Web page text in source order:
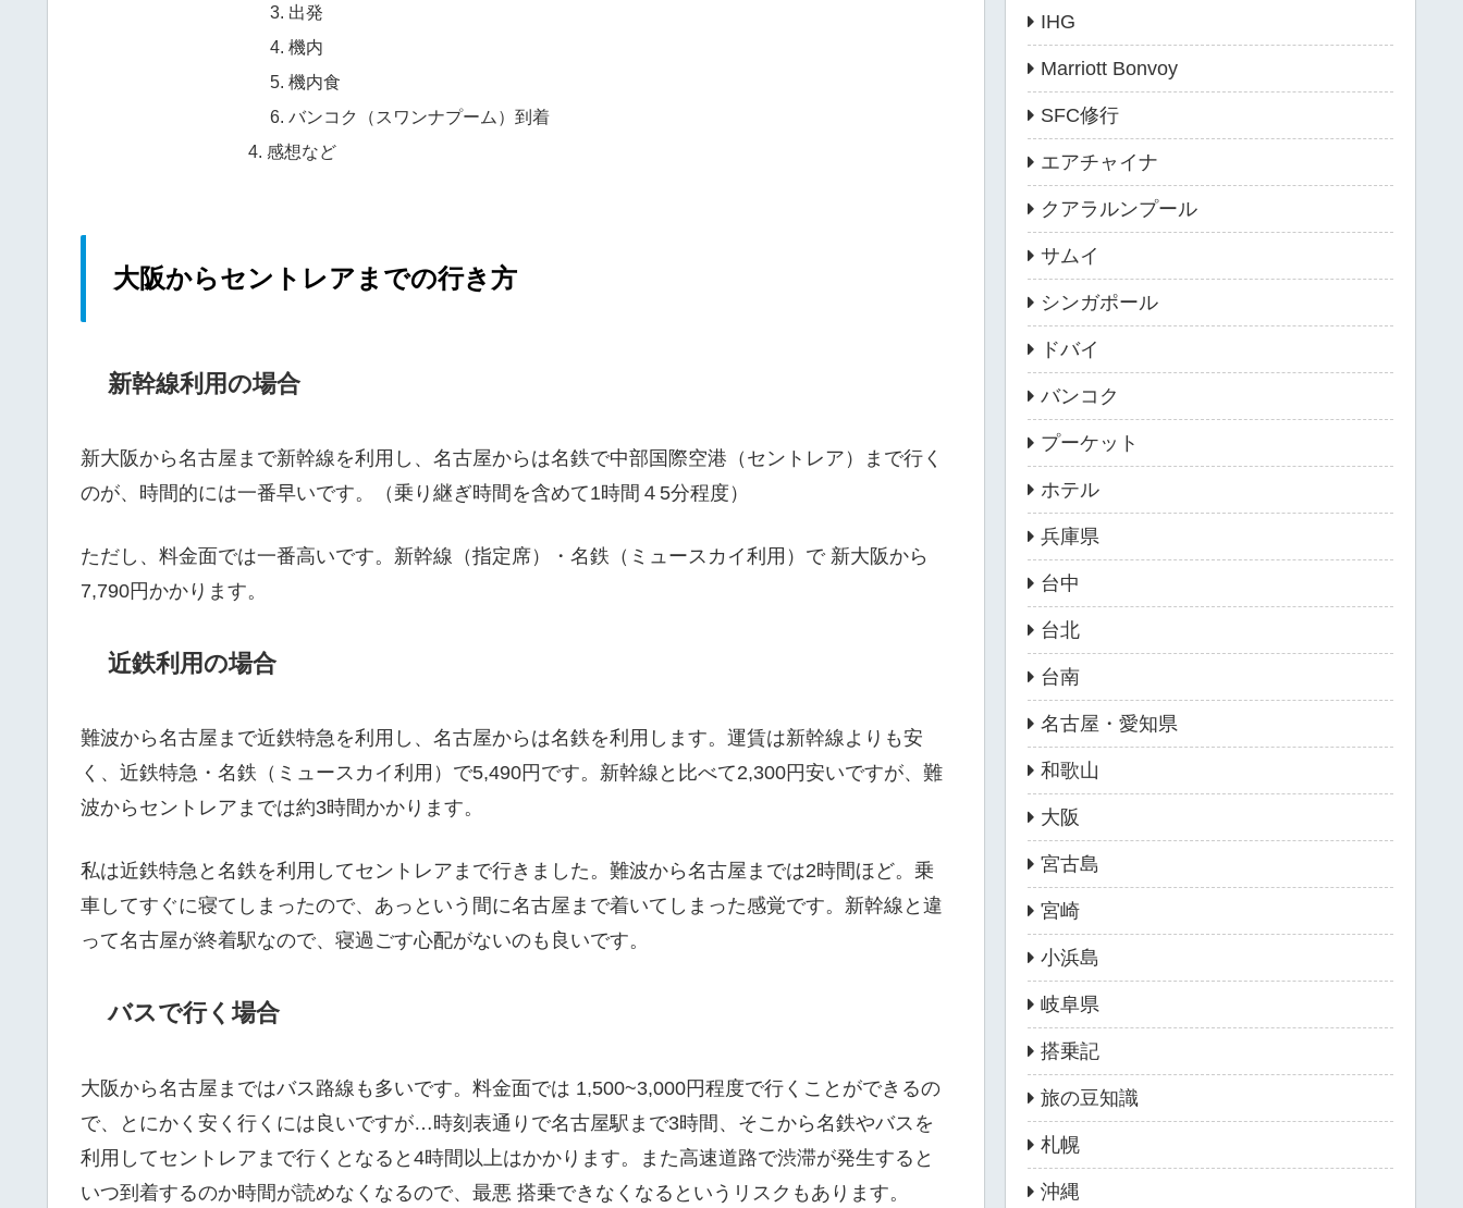
出発
機内
機内食
バンコク（スワンナプーム）到着
感想など
大阪からセントレアまでの行き方
新幹線利用の場合
新大阪から名古屋まで新幹線を利用し、名古屋からは名鉄で中部国際空港（セントレア）まで行く
のが、時間的には一番早いです。（乗り継ぎ時間を含めて1時間４5分程度）
ただし、料金面では一番高いです。新幹線（指定席）・名鉄（ミュースカイ利用）で 新大阪から
7,790円かかります。
近鉄利用の場合
難波から名古屋まで近鉄特急を利用し、名古屋からは名鉄を利用します。運賃は新幹線よりも安
く、近鉄特急・名鉄（ミュースカイ利用）で5,490円です。新幹線と比べて2,300円安いですが、難
波からセントレアまでは約3時間かかります。
私は近鉄特急と名鉄を利用してセントレアまで行きました。難波から名古屋までは2時間ほど。乗
車してすぐに寝てしまったので、あっという間に名古屋まで着いてしまった感覚です。新幹線と違
って名古屋が終着駅なので、寝過ごす心配がないのも良いです。
バスで行く場合
大阪から名古屋まではバス路線も多いです。料金面では 1,500~3,000円程度で行くことができるの
で、とにかく安く行くには良いですが…時刻表通りで名古屋駅まで3時間、そこから名鉄やバスを
利用してセントレアまで行くとなると4時間以上はかかります。また高速道路で渋滞が発生すると
いつ到着するのか時間が読めなくなるので、最悪 搭乗できなくなるというリスクもあります。
IHG
Marriott Bonvoy
SFC修行
エアチャイナ
クアラルンプール
サムイ
シンガポール
ドバイ
バンコク
プーケット
ホテル
兵庫県
台中
台北
台南
名古屋・愛知県
和歌山
大阪
宮古島
宮崎
小浜島
岐阜県
搭乗記
旅の豆知識
札幌
沖縄